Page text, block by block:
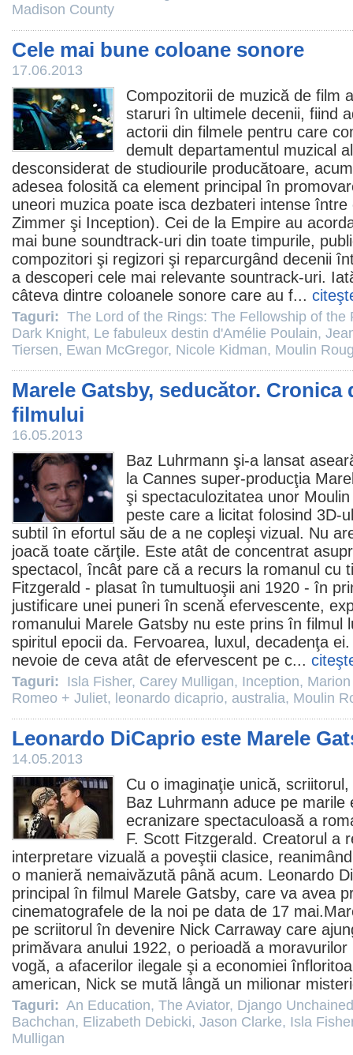
Madison County
Cele mai bune coloane sonore
17.06.2013
Compozitorii de muzică de film
staruri în ultimele decenii, fiind
actorii din filmele pentru care
demult departamentul muzical
desconsiderat de studiourile producătoare,
adesea folosită ca element principal în
uneori muzica poate isca dezbateri intense
Zimmer şi Inception). Cei de la Empire au
mai bune soundtrack-uri din toate timpurile,
compozitori şi regizori şi reparcurgând decenii
a descoperi cele mai relevante sountrack-uri.
câteva dintre coloanele sonore care au f...
Taguri: The Lord of the Rings: The Fellowship of the
Dark Knight, Le fabuleux destin d'Amélie Poulain,
Tiersen, Ewan McGregor, Nicole Kidman, Moulin
Marele Gatsby, seducător. Cronica
filmului
16.05.2013
Baz Luhrmann şi-a lansat
la Cannes super-producţia
şi spectaculozitatea unor
peste care a licitat folosind 3D-
subtil în efortul său de a ne copleşi vizual. Nu
joacă toate cărţile. Este atât de concentrat
spectacol, încât pare că a recurs la romanul cu
Fitzgerald - plasat în tumultuoşii ani 1920 - în
justificare unei puneri în scenă efervescente,
romanului Marele Gatsby nu este prins în filmul
spiritul epocii da. Fervoarea, luxul, decadenţa
nevoie de ceva atât de efervescent pe c...
Taguri: Isla Fisher, Carey Mulligan, Inception,
Romeo + Juliet, leonardo dicaprio, australia, Moulin
Leonardo DiCaprio este Marele
14.05.2013
Cu o imaginaţie unică,
Baz Luhrmann aduce pe marile
ecranizare spectaculoasă a
F. Scott Fitzgerald. Creatorul a
interpretare vizuală a poveştii clasice,
o manieră nemaivăzută până acum. Leonardo
principal în filmul Marele Gatsby, care va avea
cinematografele de la noi pe data de 17
pe scriitorul în devenire Nick Carraway care
primăvara anului 1922, o perioadă a
vogă, a afacerilor ilegale şi a economiei
american, Nick se mută lângă un milionar
Taguri: An Education, The Aviator, Django Unchained
Bachchan, Elizabeth Debicki, Jason Clarke, Isla
Mulligan